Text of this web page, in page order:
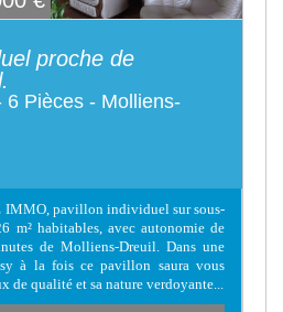
proche de
6 Pièces - Molliens-
IMMO, pavillon individuel sur sous-
m² habitables, avec autonomie de
de Molliens-Dreuil. Dans une
à la fois ce pavillon saura vous
de qualité et sa nature verdoyante...